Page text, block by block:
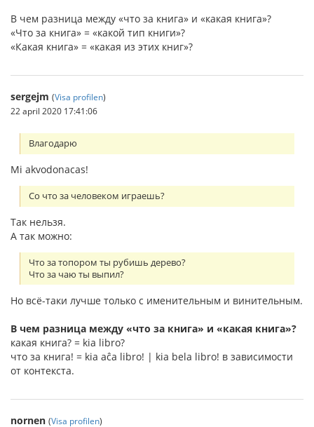
В чем разница между «что за книга» и «какая книга»?
«Что за книга» = «какой тип книги»?
«Какая книга» = «какая из этих книг»?
sergejm (Visa profilen)
22 april 2020 17:41:06
Влагодарю
Mi akvodonacas!
Со что за человеком играешь?
Так нельзя.
А так можно:
Что за топором ты рубишь дерево?
Что за чаю ты выпил?
Но всё-таки лучше только с именительным и винительным.
В чем разница между «что за книга» и «какая книга»?
какая книга? = kia libro?
что за книга! = kia aĉa libro! | kia bela libro! в зависимости
от контекста.
nornen (Visa profilen)